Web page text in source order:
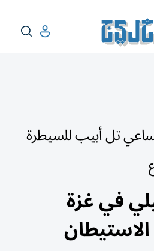
تل أبيب للسيطرة
في غزة